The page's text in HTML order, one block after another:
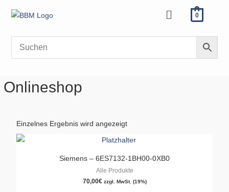
Inhalt
Menü 0
Onlineshop
Einzelnes Ergebnis wird angezeigt
Siemens – 6ES7132-1BH00-0XB0
Alle Produkte
70,00€ zzgl. MwSt. (19%)